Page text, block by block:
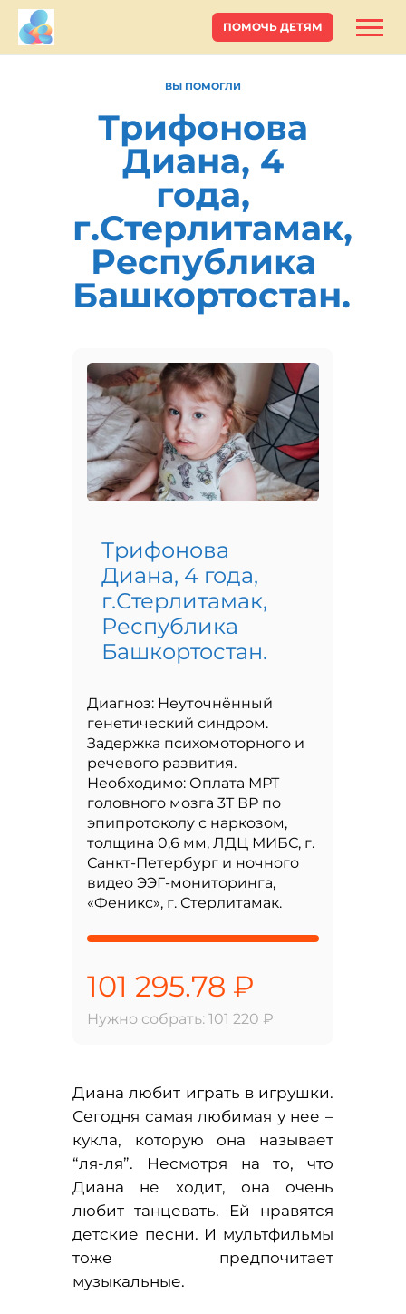
ПОМОЧЬ ДЕТЯМ
ВЫ ПОМОГЛИ
Трифонова
Диана, 4
года,
г.Стерлитамак,
Республика
Башкортостан.
Трифонова
Диана, 4 года,
г.Стерлитамак,
Республика
Башкортостан.
Диагноз: Неуточнённый
генетический синдром.
Задержка психомоторного и
речевого развития.
Необходимо: Оплата МРТ
головного мозга 3Т ВР по
эпипротоколу с наркозом,
толщина 0,6 мм, ЛДЦ МИБС, г.
Санкт-Петербург и ночного
видео ЭЭГ-мониторинга,
«Феникс», г. Стерлитамак.
101 295.78 ₽
Нужно собрать: 101 220 ₽
Диана любит играть в игрушки.
Сегодня самая любимая у нее –
кукла, которую она называет
“ля-ля”. Несмотря на то, что
Диана не ходит, она очень
любит танцевать. Ей нравятся
детские песни. И мультфильмы
тоже предпочитает
музыкальные.